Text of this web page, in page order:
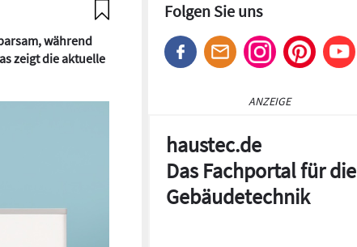
während
zeigt die aktuelle
Folgen Sie uns
ANZEIGE
haustec.de
Das Fachportal für die
Gebäudetechnik